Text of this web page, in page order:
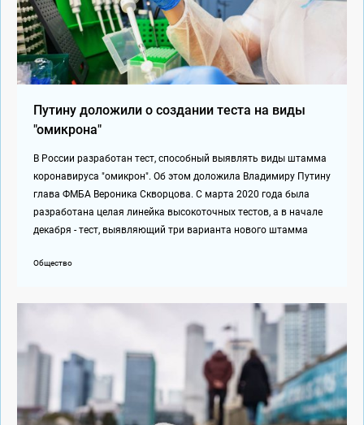
Путину доложили о создании теста на виды
"омикрона"
В России разработан тест, способный выявлять виды штамма
коронавируса "омикрон". Об этом доложила Владимиру Путину
глава ФМБА Вероника Скворцова. С марта 2020 года была
разработана целая линейка высокоточных тестов, а в начале
декабря - тест, выявляющий три варианта нового штамма
Общество